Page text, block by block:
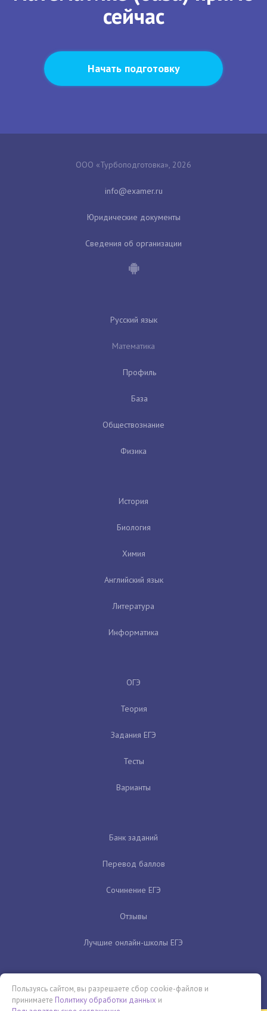
сейчас
Начать подготовку
ООО «Турбоподготовка», 2026
Юридические документы
Сведения об организации
Русский язык
Математика
Профиль
База
Обществознание
Физика
История
Биология
Химия
Английский язык
Литература
Информатика
ОГЭ
Теория
Задания ЕГЭ
Тесты
Варианты
Банк заданий
Перевод баллов
Сочинение ЕГЭ
Отзывы
Лучшие онлайн-школы ЕГЭ
Пользуясь сайтом, вы разрешаете сбор cookie-файлов и
принимаете Политику обработки данных и